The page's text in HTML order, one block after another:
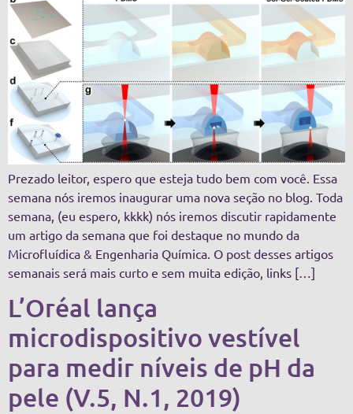
Prezado leitor, espero que esteja tudo bem com você. Essa
semana nós iremos inaugurar uma nova seção no blog. Toda
semana, (eu espero, kkkk) nós iremos discutir rapidamente
um artigo da semana que foi destaque no mundo da
Microfluídica & Engenharia Química. O post desses artigos
semanais será mais curto e sem muita edição, links […]
L’Oréal lança
microdispositivo vestível
para medir níveis de pH da
pele (V.5, N.1, 2019)